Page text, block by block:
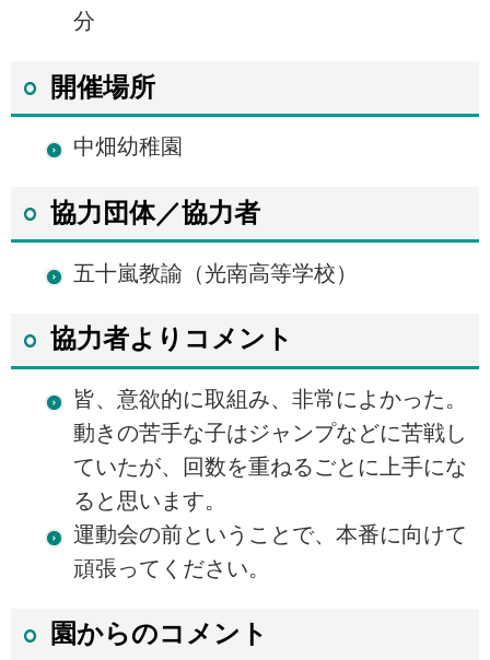
分
開催場所
中畑幼稚園
協力団体／協力者
五十嵐教諭（光南高等学校）
協力者よりコメント
皆、意欲的に取組み、非常によかった。
動きの苦手な子はジャンプなどに苦戦し
ていたが、回数を重ねるごとに上手にな
ると思います。
運動会の前ということで、本番に向けて
頑張ってください。
園からのコメント